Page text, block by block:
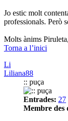
Jo estic molt
professionals. Però
Molts ànims
Torna a l’inici
Li
Liliana88
:: puça
Entrades: 27
Membre des